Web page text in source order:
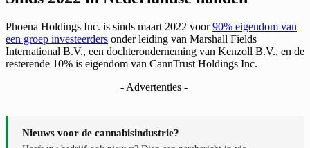
Phoena Holdings Inc. is sinds maart 2022 voor90% eigendom van
een groep investeerders onder leiding van Marshall Fields
International B.V., een dochteronderneming van Kenzoll B.V., en de
resterende 10% is eigendom van CannTrust Holdings Inc.
- Advertenties -
Nieuws voor de cannabisindustrie?